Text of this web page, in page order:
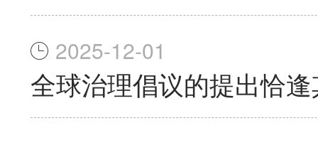
2025-12-01
全球治理倡议的提出恰